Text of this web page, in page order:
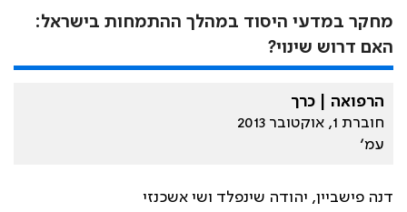
מחקר במדעי היסוד במהלך ההתמחות בישראל:
האם דרוש שינוי?
הרפואה | כרך
חוברת 1, אוקטובר 2013
עמ׳
דנה פישביין, יהודה שינפלד ושי אשכנזי